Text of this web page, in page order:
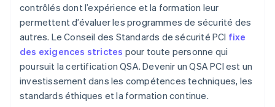
contrôlés dont l’expérience et la formation leur
permettent d’évaluer les programmes de sécurité des
autres. Le Conseil des Standards de sécurité PCI fixe
des exigences strictes pour toute personne qui
poursuit la certification QSA. Devenir un QSA PCI est un
investissement dans les compétences techniques, les
standards éthiques et la formation continue.